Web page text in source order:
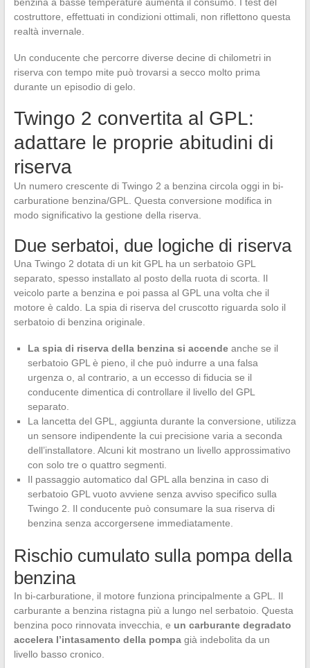
costruttore, effettuati in condizioni ottimali, non riflettono questa
realtà invernale.
Un conducente che percorre diverse decine di chilometri in
riserva con tempo mite può trovarsi a secco molto prima
durante un episodio di gelo.
Twingo 2 convertita al GPL:
adattare le proprie abitudini di
riserva
Un numero crescente di Twingo 2 a benzina circola oggi in bi-
carburatione benzina/GPL. Questa conversione modifica in
modo significativo la gestione della riserva.
Due serbatoi, due logiche di riserva
Una Twingo 2 dotata di un kit GPL ha un serbatoio GPL
separato, spesso installato al posto della ruota di scorta. Il
veicolo parte a benzina e poi passa al GPL una volta che il
motore è caldo. La spia di riserva del cruscotto riguarda solo il
serbatoio di benzina originale.
La spia di riserva della benzina si accendeanche se il
serbatoio GPL è pieno, il che può indurre a una falsa
urgenza o, al contrario, a un eccesso di fiducia se il
conducente dimentica di controllare il livello del GPL
separato.
La lancetta del GPL, aggiunta durante la conversione, utilizza
un sensore indipendente la cui precisione varia a seconda
dell’installatore. Alcuni kit mostrano un livello approssimativo
con solo tre o quattro segmenti.
Il passaggio automatico dal GPL alla benzina in caso di
serbatoio GPL vuoto avviene senza avviso specifico sulla
Twingo 2. Il conducente può consumare la sua riserva di
benzina senza accorgersene immediatamente.
Rischio cumulato sulla pompa della
benzina
In bi-carburatione, il motore funziona principalmente a GPL. Il
carburante a benzina ristagna più a lungo nel serbatoio. Questa
benzina poco rinnovata invecchia, e un carburante degradato
accelera l’intasamento della pompagià indebolita da un
livello basso cronico.